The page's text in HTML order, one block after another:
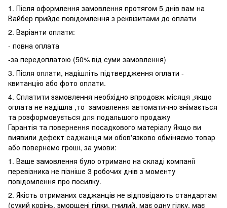
1. Після оформлення замовлення протягом 5 днів вам на
Вайбер прийде повідомлення з реквізитами до оплати
2. Варіанти оплати:
- повна оплата
-за передоплатою (50% від суми замовлення)
3. Після оплати, надішліть підтвердження оплати -
квитанцію або фото оплати.
4. Сплатити замовлення необхідно впродовж місяця ,якщо
оплата не надішла ,то замовлення автоматично знімається
та розформовується для подальшого продажу
Гарантія та повернення посадкового матеріалу Якщо ви
виявили дефект саджанця ми обов'язково обміняємо товар
або повернемо гроші, за умови:
1. Ваше замовлення було отримано на складі компанії
перевізника не пізніше 3 робочих днів з моменту
повідомлення про посилку.
2. Якість отриманих саджанців не відповідають стандартам
(сухий корінь, зморщені гілки, гнилий, має одну гілку, має